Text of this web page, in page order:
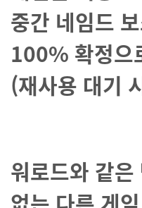
중간 네임드
100% 확정으
(재사용 대기
워로드와 같